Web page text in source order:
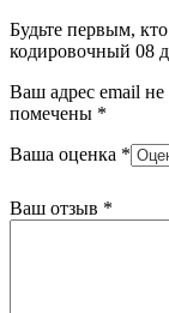
Будьте первым,
кодировочный 08
Ваш адрес email не
помечены *
Ваша оценка *
Ваш отзыв *